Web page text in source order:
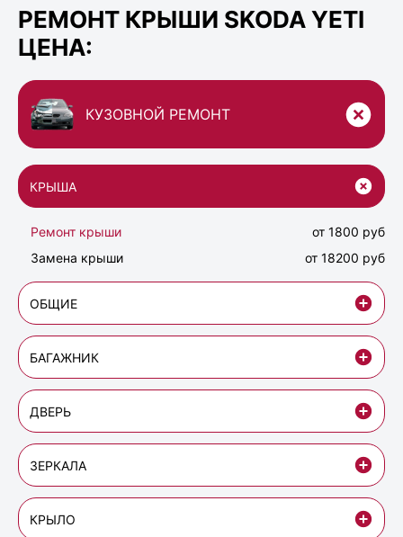
РЕМОНТ КРЫШИ SKODA YETI
ЦЕНА:
КУЗОВНОЙ РЕМОНТ
КРЫША
Ремонт крыши
от 1800 руб
Замена крыши
от 18200 руб
ОБЩИЕ
БАГАЖНИК
ДВЕРЬ
ЗЕРКАЛА
КРЫЛО